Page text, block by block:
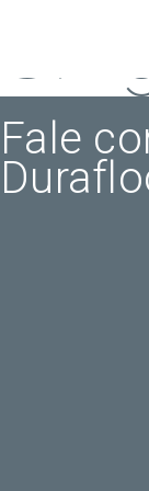
Fale